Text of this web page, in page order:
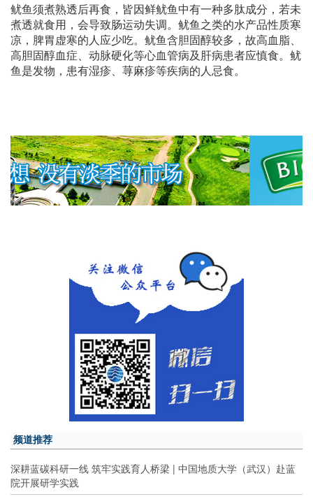
鱿鱼须煮熟透后再食，皆因鲜鱿鱼中有一种多肽成分，若未
煮透就食用，会导致肠运动失调。鱿鱼之类的水产品性质寒
凉，脾胃虚寒的人应少吃。鱿鱼含胆固醇较多，故高血脂、
高胆固醇血症、动脉硬化等心血管病及肝病患者应慎食。鱿
鱼是发物，患有湿疹、荨麻疹等疾病的人忌食。
频道推荐
深耕蓝碳科研一线 筑牢实践育人桥梁 | 中国地质大学（武汉）赴蓝
院开展研学实践